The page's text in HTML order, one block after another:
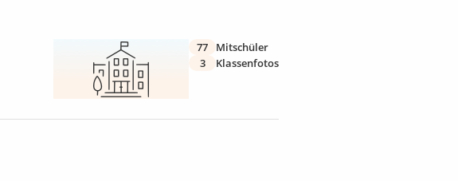
77
Mitschüler
3
Klassenfotos